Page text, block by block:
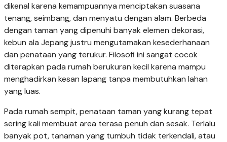
dikenal karena kemampuannya menciptakan suasana
tenang, seimbang, dan menyatu dengan alam. Berbeda
dengan taman yang dipenuhi banyak elemen dekorasi,
kebun ala Jepang justru mengutamakan kesederhanaan
dan penataan yang terukur. Filosofi ini sangat cocok
diterapkan pada rumah berukuran kecil karena mampu
menghadirkan kesan lapang tanpa membutuhkan lahan
yang luas.
Pada rumah sempit, penataan taman yang kurang tepat
sering kali membuat area terasa penuh dan sesak. Terlalu
banyak pot, tanaman yang tumbuh tidak terkendali, atau